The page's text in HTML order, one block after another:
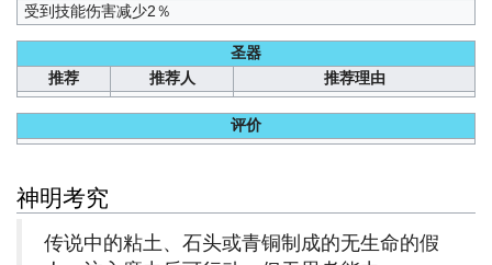
受到技能伤害减少2％
圣器
推荐
推荐人 推荐理由
评价
神明考究
传说中的粘土、石头或青铜制成的无生命的假